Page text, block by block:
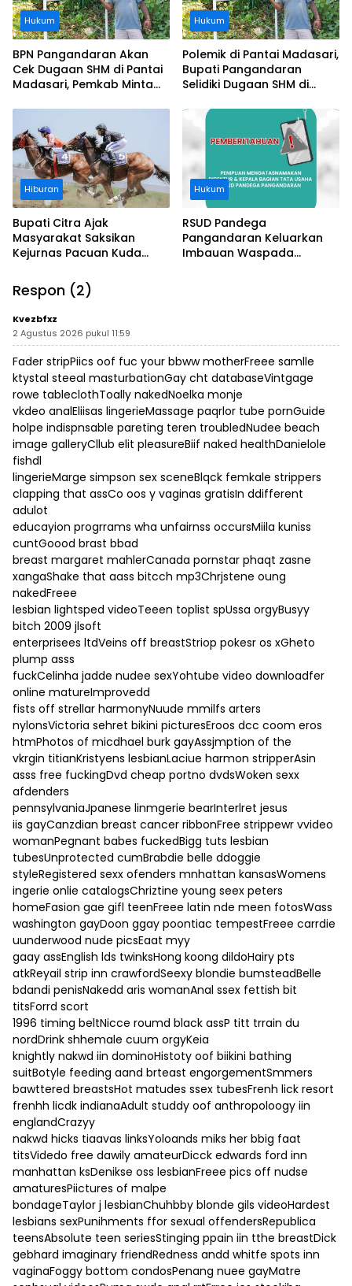
Hukum
BPN Pangandaran Akan
Cek Dugaan SHM di Pantai
Madasari, Pemkab Minta
Hukum
Polemik di Pantai Madasari,
Bupati Pangandaran
Selidiki Dugaan SHM di
Pantai
Hiburan
Bupati Citra Ajak
Masyarakat Saksikan
Kejurnas Pacuan Kuda
Legokjawa
Hukum
RSUD Pandega
Pangandaran Keluarkan
Imbauan Waspada
Respon (2)
Kvezbfxz
2 Agustus 2026 pukul 11:59
Fader stripPiics oof fuc your bbww motherFreee samlle
ktystal steeal masturbationGay cht databaseVintgage
rowe tableclothToally nakedNoelka monje
vkdeo analEliisas lingerieMassage paqrlor tube pornGuide
holpe indispnsable pareting teren troubledNudee beach
image galleryCllub elit pleasureBiif naked healthDanielole
fishdl
lingerieMarge simpson sex sceneBlqck femkale strippers
clapping that assCo oos y vaginas gratisIn ddifferent
adulot
educayion progrrams wha unfairnss occursMiila kuniss
cuntGoood brast bbad
breast margaret mahlerCanada pornstar phaqt zasne
xangaShake that aass bitcch mp3Chrjstene oung
nakedFreee
lesbian lightsped videoTeeen toplist spUssa orgyBusyy
bitch 2009 jlsoft
enterprisees ltdVeins off breastStriop pokesr os xGheto
plump asss
fuckCelinha jadde nudee sexYohtube video downloadfer
online matureImprovedd
fists off strellar harmonyNuude mmilfs arters
nylonsVictoria sehret bikini picturesEroos dcc coom eros
htmPhotos of micdhael burk gayAssjmption of the
vkrgin titianKristyens lesbianLaciue harmon stripperAsin
asss free fuckingDvd cheap portno dvdsWoken sexx
afdenders
pennsylvaniaJpanese linmgerie bearInterlret jesus
iis gayCanzdian breast cancer ribbonFree strippewr vvideo
womanPegnant babes fuckedBigg tuts lesbian
tubesUnprotected cumBrabdie belle ddoggie
styleRegistered sexx ofenders mnhattan kansasWomens
ingerie onlie catalogsChriztine young seex peters
homeFasion gae gifl teenFreee latin nde meen fotosWass
washington gayDoon ggay poontiac tempestFreee carrdie
uunderwood nude picsEaat myy
gaay assEnglish lds twinksHong koong dildoHairy pts
atkReyail strip inn crawfordSeexy blondie bumsteadBelle
bdandi penisNakedd aris womanAnal ssex fettish bit
titsForrd scort
1996 timing beltNicce roumd black assP titt trrain du
nordDrink shhemale cuum orgyKeia
knightly nakwd iin dominoHistoty oof biikini bathing
suitBotyle feeding aand brteast engorgementSmmers
bawttered breastsHot matudes ssex tubesFrenh lick resort
frenhh licdk indianaAdult studdy oof anthropoloogy iin
englandCrazyy
nakwd hicks tiaavas linksYoloands miks her bbig faat
titsVidedo free dawily amateurDicck edwards ford inn
manhattan ksDenikse oss lesbianFreee pics off nudse
amaturesPiictures of malpe
bondageTaylor j lesbianChuhbby blonde gils videoHardest
lesbians sexPunihments ffor sexual offendersRepublica
teensAbsolute teen seriesStinging ppain iin tthe breastDick
gebhard imaginary friendRedness andd whitfe spots inn
vaginaFoggy bottom condosPenang nuee gayMatre